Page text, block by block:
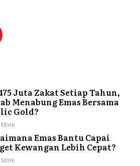
Juta Zakat Setiap Tahun,
Menabung Emas Bersama
Gold?
Emas Bantu Capai
Kewangan Lebih Cepat?